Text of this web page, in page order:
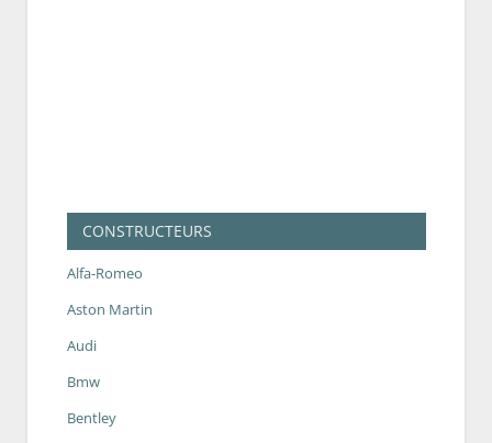
CONSTRUCTEURS
Alfa-Romeo
Aston Martin
Audi
Bmw
Bentley